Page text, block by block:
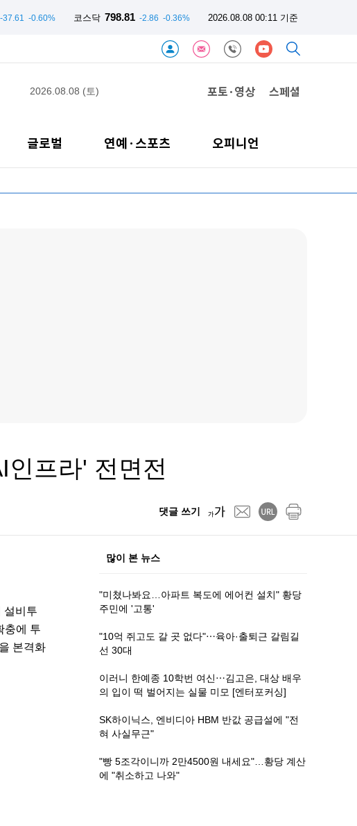
-37.61 -0.60% 코스닥 798.81 -2.86 -0.36% 2026.08.08 00:11 기준
2026.08.08 (토) 포토·영상 스페셜
글로벌 연예·스포츠 오피니언
인프라' 전면전
댓글 쓰기
설비투
충에 투
본격화
많이 본 뉴스
"미쳤나봐요…아파트 복도에 에어컨 설치" 황당
주민에 '고통'
"10억 쥐고도 갈 곳 없다"⋯육아·출퇴근 갈림길
선 30대
이러니 한예종 10학번 여신⋯김고은, 대상 배우
의 입이 떡 벌어지는 실물 미모 [엔터포커싱]
SK하이닉스, 엔비디아 HBM 반값 공급설에 "전
혀 사실무근"
"빵 5조각이니까 2만4500원 내세요"…황당 계산
에 "취소하고 나와"